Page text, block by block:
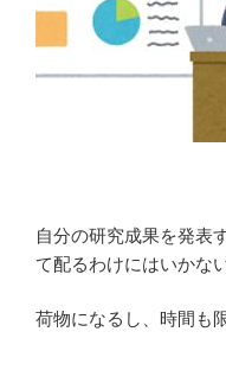
自分の研究成果を発表
て配るわけにはいかな
荷物になるし、時間も